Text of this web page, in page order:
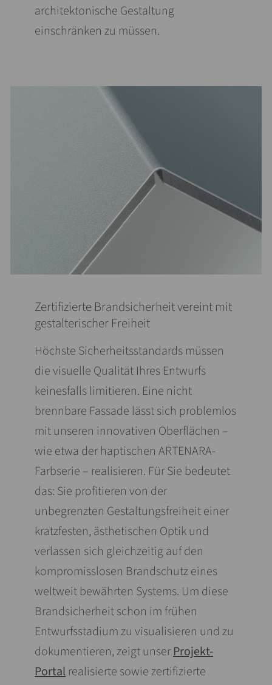
architektonische Gestaltung
einschränken zu müssen.
Zertifizierte Brandsicherheit vereint mit
gestalterischer Freiheit
Höchste Sicherheits­standards müssen
die visuelle Qualität Ihres Entwurfs
keinesfalls limitieren. Eine nicht
brennbare Fassade lässt sich problemlos
mit unseren innovativen Oberflächen –
wie etwa der haptischen ARTENARA-
Farbserie – realisieren. Für Sie bedeutet
das: Sie profitieren von der
unbegrenzten Gestaltungs­freiheit einer
kratz­festen, ästhetischen Optik und
verlassen sich gleichzeitig auf den
kompromisslosen Brandschutz eines
weltweit bewährten Systems. Um diese
Brand­sicherheit schon im frühen
Entwurfsstadium zu visualisieren und zu
dokumentieren, zeigt unserProjekt-
Portal realisierte sowie zertifizierte